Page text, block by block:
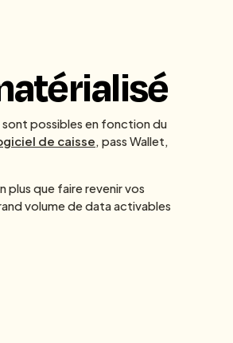
sont possibles en fonction du
de caisse, pass Wallet,
que faire revenir vos
volume de data activables